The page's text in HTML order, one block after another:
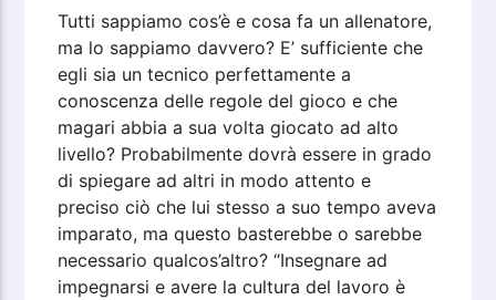
Tutti sappiamo cos’è e cosa fa un allenatore,
ma lo sappiamo davvero? E’ sufficiente che
egli sia un tecnico perfettamente a
conoscenza delle regole del gioco e che
magari abbia a sua volta giocato ad alto
livello? Probabilmente dovrà essere in grado
di spiegare ad altri in modo attento e
preciso ciò che lui stesso a suo tempo aveva
imparato, ma questo basterebbe o sarebbe
necessario qualcos’altro? “Insegnare ad
impegnarsi e avere la cultura del lavoro è